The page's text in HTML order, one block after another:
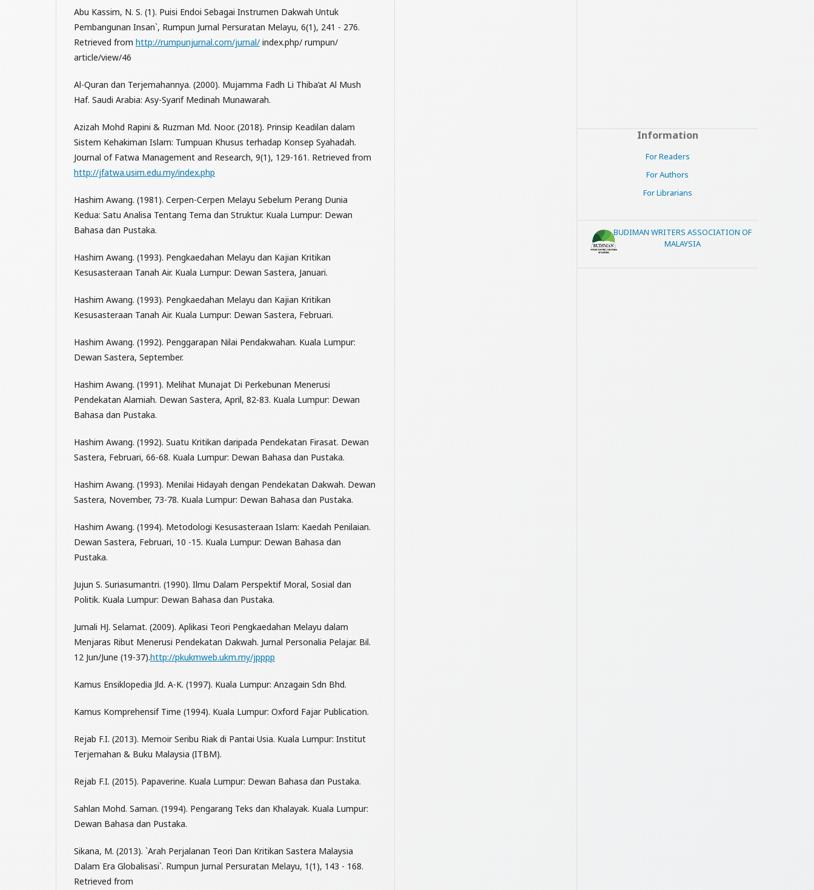
Abu Kassim, N. S. (1). Puisi Endoi Sebagai Instrumen Dakwah Untuk
Pembangunan Insan`, Rumpun Jurnal Persuratan Melayu, 6(1), 241 - 276.
Retrieved from http://rumpunjurnal.com/jurnal/ index.php/ rumpun/
article/view/46
Al-Quran dan Terjemahannya. (2000). Mujamma Fadh Li Thiba’at Al Mush
Haf. Saudi Arabia: Asy-Syarif Medinah Munawarah.
Azizah Mohd Rapini & Ruzman Md. Noor. (2018). Prinsip Keadilan dalam
Sistem Kehakiman Islam: Tumpuan Khusus terhadap Konsep Syahadah.
Journal of Fatwa Management and Research, 9(1), 129-161. Retrieved from
http://jfatwa.usim.edu.my/index.php
Hashim Awang. (1981). Cerpen-Cerpen Melayu Sebelum Perang Dunia
Kedua: Satu Analisa Tentang Tema dan Struktur. Kuala Lumpur: Dewan
Bahasa dan Pustaka.
Hashim Awang. (1993). Pengkaedahan Melayu dan Kajian Kritikan
Kesusasteraan Tanah Air. Kuala Lumpur: Dewan Sastera, Januari.
Hashim Awang. (1993). Pengkaedahan Melayu dan Kajian Kritikan
Kesusasteraan Tanah Air. Kuala Lumpur: Dewan Sastera, Februari.
Hashim Awang. (1992). Penggarapan Nilai Pendakwahan. Kuala Lumpur:
Dewan Sastera, September.
Hashim Awang. (1991). Melihat Munajat Di Perkebunan Menerusi
Pendekatan Alamiah. Dewan Sastera, April, 82-83. Kuala Lumpur: Dewan
Bahasa dan Pustaka.
Hashim Awang. (1992). Suatu Kritikan daripada Pendekatan Firasat. Dewan
Sastera, Februari, 66-68. Kuala Lumpur: Dewan Bahasa dan Pustaka.
Hashim Awang. (1993). Menilai Hidayah dengan Pendekatan Dakwah. Dewan
Sastera, November, 73-78. Kuala Lumpur: Dewan Bahasa dan Pustaka.
Hashim Awang. (1994). Metodologi Kesusasteraan Islam: Kaedah Penilaian.
Dewan Sastera, Februari, 10 -15. Kuala Lumpur: Dewan Bahasa dan
Pustaka.
Jujun S. Suriasumantri. (1990). Ilmu Dalam Perspektif Moral, Sosial dan
Politik. Kuala Lumpur: Dewan Bahasa dan Pustaka.
Jumali HJ. Selamat. (2009). Aplikasi Teori Pengkaedahan Melayu dalam
Menjaras Ribut Menerusi Pendekatan Dakwah. Jurnal Personalia Pelajar. Bil.
12 Jun/June (19-37).http://pkukmweb.ukm.my/jpppp
Kamus Ensiklopedia Jld. A-K. (1997). Kuala Lumpur: Anzagain Sdn Bhd.
Kamus Komprehensif Time (1994). Kuala Lumpur: Oxford Fajar Publication.
Rejab F.I. (2013). Memoir Seribu Riak di Pantai Usia. Kuala Lumpur: Institut
Terjemahan & Buku Malaysia (ITBM).
Rejab F.I. (2015). Papaverine. Kuala Lumpur: Dewan Bahasa dan Pustaka.
Sahlan Mohd. Saman. (1994). Pengarang Teks dan Khalayak. Kuala Lumpur:
Dewan Bahasa dan Pustaka.
Sikana, M. (2013). `Arah Perjalanan Teori Dan Kritikan Sastera Malaysia
Dalam Era Globalisasi`. Rumpun Jurnal Persuratan Melayu, 1(1), 143 - 168.
Retrieved from
Information
For Readers
For Authors
For Librarians
BUDIMAN WRITERS ASSOCIATION OF
MALAYSIA